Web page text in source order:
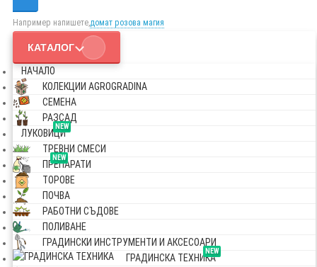
Например напишете,домат розова магия
КАТАЛОГ
НАЧАЛО
КОЛЕКЦИИ AGROGRADINA
СЕМЕНА
РАЗСАД
NEW
ЛУКОВИЦИ
ТРЕВНИ СМЕСИ
NEW
ПРЕПАРАТИ
ТОРОВЕ
ПОЧВА
РАБОТНИ СЪДОВЕ
ПОЛИВАНЕ
ГРАДИНСКИ ИНСТРУМЕНТИ И АКСЕСОАРИ
NEW
ГРАДИНСКА ТЕХНИКА